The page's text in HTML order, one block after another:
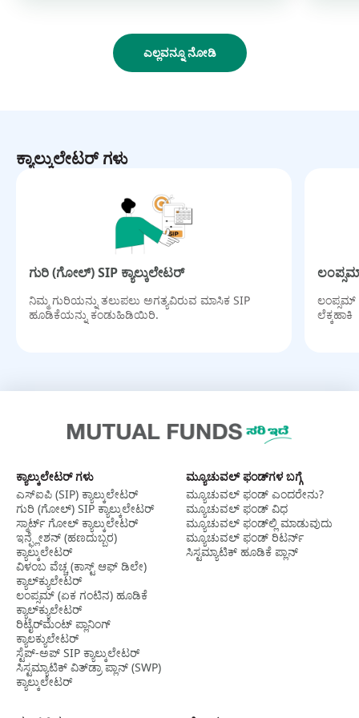
ಎಲ್ಲವನ್ನೂ ನೋಡಿ
ಕ್ಯಾಲ್ಕುಲೇಟರ್ ಗಳು
ಗುರಿ (ಗೋಲ್) SIP ಕ್ಯಾಲ್ಕುಲೇಟರ್
ನಿಮ್ಮ ಗುರಿಯನ್ನು ತಲುಪಲು ಅಗತ್ಯವಿರುವ ಮಾಸಿಕ SIP
ಹೂಡಿಕೆಯನ್ನು ಕಂಡುಹಿಡಿಯಿರಿ.
ಲಂಪ್ಸಮ್
ಲೆಕ್ಕಹಾಕಿ
ಕ್ಯಾಲ್ಕುಲೇಟರ್ ಗಳು
ಎಸ್‌ಐಪಿ (SIP) ಕ್ಯಾಲ್ಕುಲೇಟರ್
ಗುರಿ (ಗೋಲ್) SIP ಕ್ಯಾಲ್ಕುಲೇಟರ್
ಸ್ಮಾರ್ಟ್‌ ಗೋಲ್‌ ಕ್ಯಾಲ್ಕುಲೇಟರ್
ಇನ್ಫ್ಲೇಶನ್ (ಹಣದುಬ್ಬರ)
ಕ್ಯಾಲ್ಕುಲೇಟರ್
ವಿಳಂಬ ವೆಚ್ಚ (ಕಾಸ್ಟ್‌ ಆಫ್ ಡಿಲೇ)
ಕ್ಯಾಲ್‌ಕ್ಯುಲೇಟರ್‌
ಲಂಪ್ಸಮ್ (ಏಕ ಗಂಟಿನ) ಹೂಡಿಕೆ
ಕ್ಯಾಲ್‌ಕ್ಯುಲೇಟರ್
ರಿಟೈರ್‌ಮೆಂಟ್ ಪ್ಲಾನಿಂಗ್
ಕ್ಯಾಲಕ್ಯುಲೇಟರ್
ಸ್ಟೆಪ್-ಅಪ್ SIP ಕ್ಯಾಲ್ಕುಲೇಟರ್
ಸಿಸ್ಟಮ್ಯಾಟಿಕ್ ವಿತ್‌ಡ್ರಾ ಪ್ಲಾನ್ (SWP)
ಕ್ಯಾಲ್ಕುಲೇಟರ್
ಮ್ಯೂಚುವಲ್‌ ಫಂಡ್‌ಗಳ ಬಗ್ಗೆ
ಮ್ಯೂಚುವಲ್‌ ಫಂಡ್‌ ಎಂದರೇನು?
ಮ್ಯೂಚುವಲ್‌ ಫಂಡ್‌ ವಿಧ
ಮ್ಯೂಚುವಲ್‌ ಫಂಡ್‌ಲ್ಲಿ ಮಾಡುವುದು
ಮ್ಯೂಚುವಲ್‌ ಫಂಡ್‌ ರಿಟರ್ನ್‌
ಸಿಸ್ಟಮ್ಯಾಟಿಕ್ ಹೂಡಿಕೆ ಪ್ಲಾನ್